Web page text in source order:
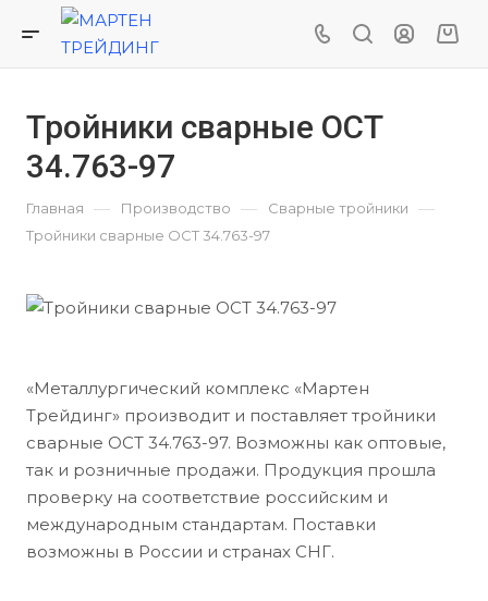
Тройники сварные ОСТ
34.763-97
Главная — Производство — Сварные тройники —
Тройники сварные ОСТ 34.763-97
«Металлургический комплекс «Мартен
Трейдинг» производит и поставляет тройники
сварные ОСТ 34.763-97. Возможны как оптовые,
так и розничные продажи. Продукция прошла
проверку на соответствие российским и
международным стандартам. Поставки
возможны в России и странах СНГ.